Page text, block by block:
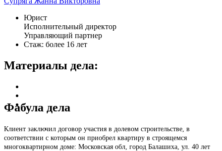
Юрист
Исполнительный директор
Управляющий партнер
Стаж: более 16 лет
Материалы дела:
Фабула дела
Клиент заключил договор участия в долевом строительстве, в
соответствии с которым он приобрел квартиру в строящемся
многоквартирном доме: Московская обл, город Балашиха, ул. 40 лет